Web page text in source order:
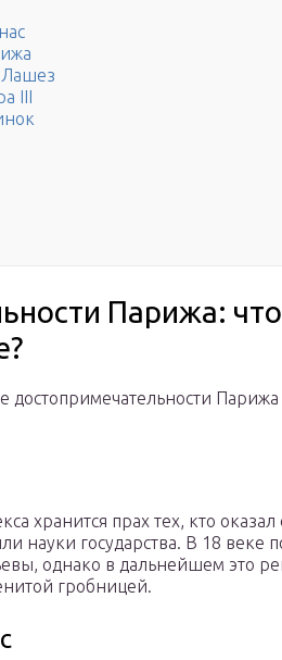
III
Парижа:
достопримечательности
хранится прах тех, кто
науки государства. В 18 веке
однако в дальнейшем это
гробницей.